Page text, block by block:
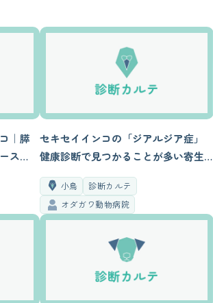
｜膵
ス
セキセイインコの「ジアルジア症」
健康診断で見つかることが多い寄生
虫【診断カルテ】
小鳥
診断カルテ
オダガワ動物病院